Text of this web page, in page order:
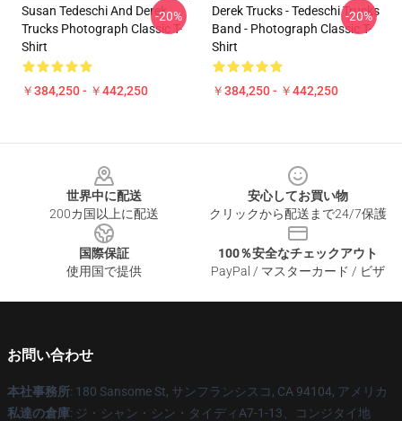
Susan Tedeschi And Derek
Trucks Photograph Classic T-
Shirt
￥384,250 - ￥442,250
-20%
Derek Trucks - Tedeschi Trucks
Band - Photograph Classic T-
Shirt
￥384,250 - ￥442,250
-20%
世界中に配送
200カ国以上に配送
安心してお買い物
クリックから配送まで24/7保護
国際保証
使用国で提供
100％安全なチェックアウト
PayPal / マスターカード / ビザ
お問い合わせ
本社事務所: 180 Sansome St, サンフランシスコ, CA 94104, アメリカ
私達の倉庫: ジ・シャン・シン・タイディA7-1-13、コンジタイ地